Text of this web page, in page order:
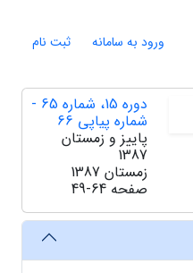
ورود به سامانه ثبت نام
دوره 15، شماره 65 -
شماره پیاپی 66
پاییز و زمستان
1387
زمستان 1387
صفحه 49-64